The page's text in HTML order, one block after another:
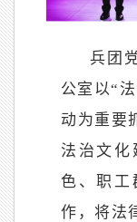
兵团
公室以“
动为重要
法治文化
色、职工
作，将法